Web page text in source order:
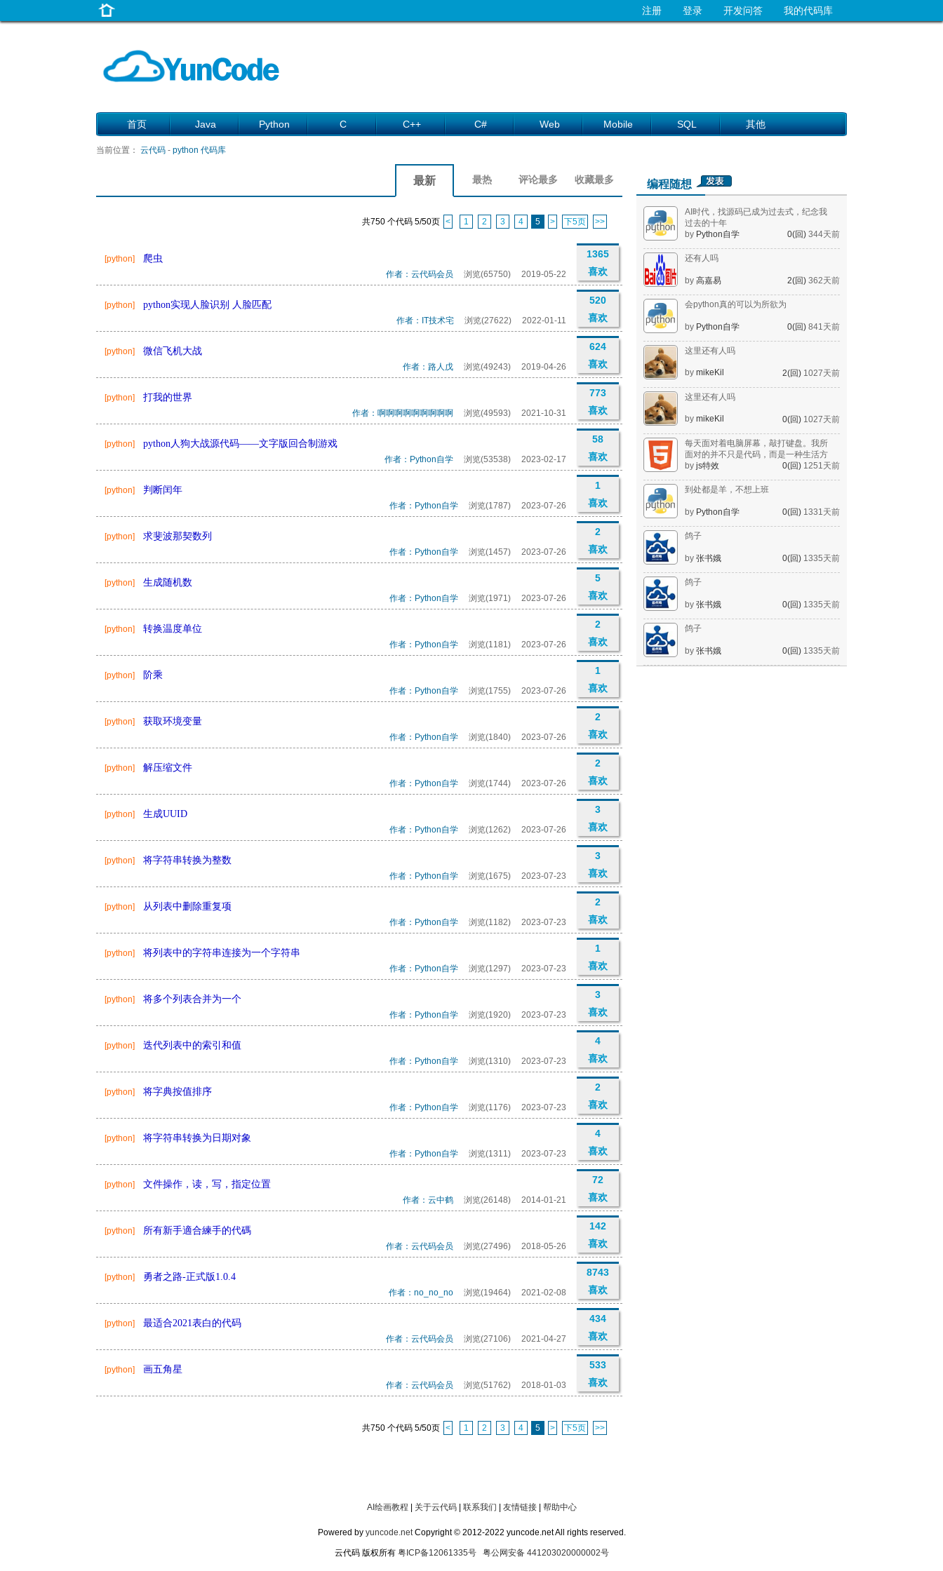
我的代码库
开发问答
登录
注册
首页 Java Python C C++ C# Web Mobile SQL 其他
当前位置： 云代码 - python 代码库
编程随想
AI时代，找源码已成为过去式，纪念我
过去的十年
by Python自学 0(回) 344天前
还有人吗
by 高嘉易 2(回) 362天前
会python真的可以为所欲为
by Python自学 0(回) 841天前
这里还有人吗
by mikeKil 2(回) 1027天前
这里还有人吗
by mikeKil 0(回) 1027天前
每天面对着电脑屏幕，敲打键盘。我所
面对的并不只是代码，而是一种生活方
式。
by js特效 0(回) 1251天前
到处都是羊，不想上班
by Python自学 0(回) 1331天前
鸽子
by 张书娥 0(回) 1335天前
鸽子
by 张书娥 0(回) 1335天前
鸽子
by 张书娥 0(回) 1335天前
收藏最多
评论最多
最热
最新
共750 个代码 5/50页 < 1 2 3 4 5 > 下5页 >>
[python] 爬虫
1365
喜欢
2019-05-22
浏览(65750)
作者：云代码会员
[python] python实现人脸识别 人脸匹配
520
喜欢
2022-01-11
浏览(27622)
作者：IT技术宅
[python] 微信飞机大战
624
喜欢
2019-04-26
浏览(49243)
作者：路人戊
[python] 打我的世界
773
喜欢
2021-10-31
浏览(49593)
作者：啊啊啊啊啊啊啊啊啊
[python] python人狗大战源代码——文字版回合制游戏
58
喜欢
2023-02-17
浏览(53538)
作者：Python自学
[python] 判断闰年
1
喜欢
2023-07-26
浏览(1787)
作者：Python自学
[python] 求斐波那契数列
2
喜欢
2023-07-26
浏览(1457)
作者：Python自学
[python] 生成随机数
5
喜欢
2023-07-26
浏览(1971)
作者：Python自学
[python] 转换温度单位
2
喜欢
2023-07-26
浏览(1181)
作者：Python自学
[python] 阶乘
1
喜欢
2023-07-26
浏览(1755)
作者：Python自学
[python] 获取环境变量
2
喜欢
2023-07-26
浏览(1840)
作者：Python自学
[python] 解压缩文件
2
喜欢
2023-07-26
浏览(1744)
作者：Python自学
[python] 生成UUID
3
喜欢
2023-07-26
浏览(1262)
作者：Python自学
[python] 将字符串转换为整数
3
喜欢
2023-07-23
浏览(1675)
作者：Python自学
[python] 从列表中删除重复项
2
喜欢
2023-07-23
浏览(1182)
作者：Python自学
[python] 将列表中的字符串连接为一个字符串
1
喜欢
2023-07-23
浏览(1297)
作者：Python自学
[python] 将多个列表合并为一个
3
喜欢
2023-07-23
浏览(1920)
作者：Python自学
[python] 迭代列表中的索引和值
4
喜欢
2023-07-23
浏览(1310)
作者：Python自学
[python] 将字典按值排序
2
喜欢
2023-07-23
浏览(1176)
作者：Python自学
[python] 将字符串转换为日期对象
4
喜欢
2023-07-23
浏览(1311)
作者：Python自学
[python] 文件操作，读，写，指定位置
72
喜欢
2014-01-21
浏览(26148)
作者：云中鹤
[python] 所有新手適合練手的代碼
142
喜欢
2018-05-26
浏览(27496)
作者：云代码会员
[python] 勇者之路-正式版1.0.4
8743
喜欢
2021-02-08
浏览(19464)
作者：no_no_no
[python] 最适合2021表白的代码
434
喜欢
2021-04-27
浏览(27106)
作者：云代码会员
[python] 画五角星
533
喜欢
2018-01-03
浏览(51762)
作者：云代码会员
共750 个代码 5/50页 < 1 2 3 4 5 > 下5页 >>
AI绘画教程 关于云代码| 联系我们 友情链接| 帮助中心
Powered by yuncode.netCopyright © 2012-2022 yuncode.net All rights reserved.
云代码 版权所有 粤ICP备12061335号 粤公网安备 441203020000002号